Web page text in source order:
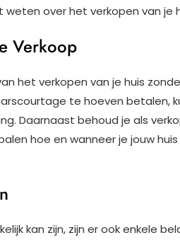
over het verkopen van je
Verkoop
het verkopen van je huis
te hoeven betalen,
Daarnaast behoud je als
hoe en wanneer je jouw
kan zijn, zijn er ook enkele